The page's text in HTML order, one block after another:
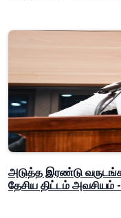
அடுத்த இரண்டு
தேசிய திட்டம் அவசியம்